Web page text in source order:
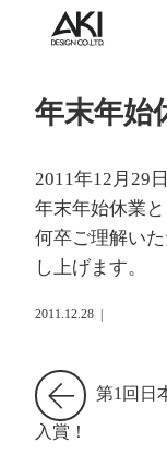
年末年始
2011年12月29
年末年始休業
何卒ご理解い
し上げます。
2011.12.28
第1回日
入賞！